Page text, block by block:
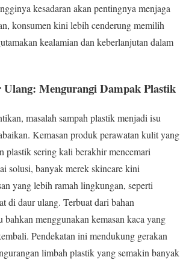
kesadaran akan pentingnya menjaga
konsumen kini lebih cenderung memilih
kealamian dan keberlanjutan dalam
Ulang: Mengurangi Dampak Plastik
masalah sampah plastik menjadi isu
Kemasan produk perawatan kulit yang
plastik sering kali berakhir mencemari
solusi, banyak merek skincare kini
yang lebih ramah lingkungan, seperti
di daur ulang. Terbuat dari bahan
bahkan menggunakan kemasan kaca yang
Pendekatan ini mendukung gerakan
limbah plastik yang semakin banyak